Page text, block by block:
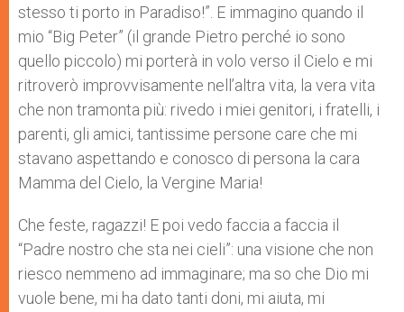
stesso ti porto in Paradiso!”. E immagino quando il
mio “Big Peter” (il grande Pietro perché io sono
quello piccolo) mi porterà in volo verso il Cielo e mi
ritroverò improvvisamente nell’altra vita, la vera vita
che non tramonta più: rivedo i miei genitori, i fratelli, i
parenti, gli amici, tantissime persone care che mi
stavano aspettando e conosco di persona la cara
Mamma del Cielo, la Vergine Maria!
Che feste, ragazzi! E poi vedo faccia a faccia il
“Padre nostro che sta nei cieli”: una visione che non
riesco nemmeno ad immaginare; ma so che Dio mi
vuole bene, mi ha dato tanti doni, mi aiuta, mi